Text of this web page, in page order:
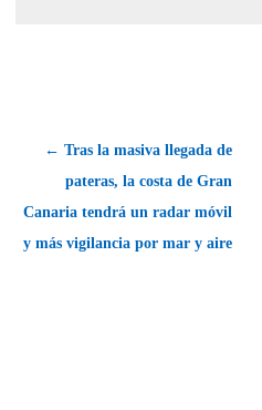
← Tras la masiva llegada de
pateras, la costa de Gran
Canaria tendrá un radar móvil
y más vigilancia por mar y aire